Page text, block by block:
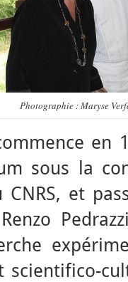
Photographie : Maryse
en
sous la
et
scientifico-